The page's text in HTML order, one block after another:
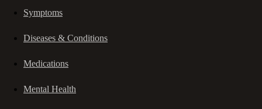
Symptoms
Diseases & Conditions
Medications
Mental Health